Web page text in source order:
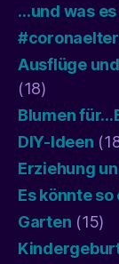
…und was
Ausflüge
(18)
Blumen
DIY-Ideen
Erziehung
Es könnte
Garten (15)